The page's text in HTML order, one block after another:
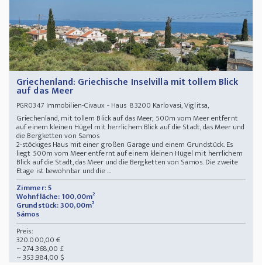
Griechenland: Griechische Inselvilla mit tollem Blick
auf das Meer
PGR0347 Immobilien-Civaux - Haus 83200 Karlovasi, Viglitsa,
Griechenland, mit tollem Blick auf das Meer, 500m vom Meer entfernt
auf einem kleinen Hügel mit herrlichem Blick auf die Stadt, das Meer und
die Bergketten von Samos
2-stöckiges Haus mit einer großen Garage und einem Grundstück. Es
liegt 500m vom Meer entfernt auf einem kleinen Hügel mit herrlichem
Blick auf die Stadt, das Meer und die Bergketten von Samos. Die zweite
Etage ist bewohnbar und die ...
Zimmer: 5
Wohnfläche: 100,00m²
Grundstück: 300,00m²
Sámos
Preis:
320.000,00 €
~ 274.368,00 £
~ 353.984,00 $